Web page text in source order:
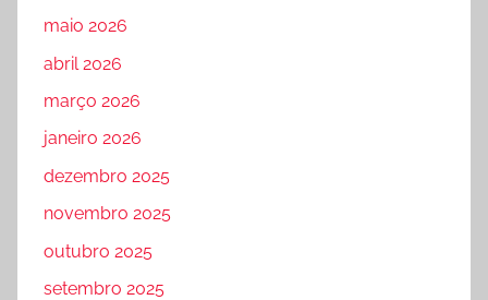
maio 2026
abril 2026
março 2026
janeiro 2026
dezembro 2025
novembro 2025
outubro 2025
setembro 2025